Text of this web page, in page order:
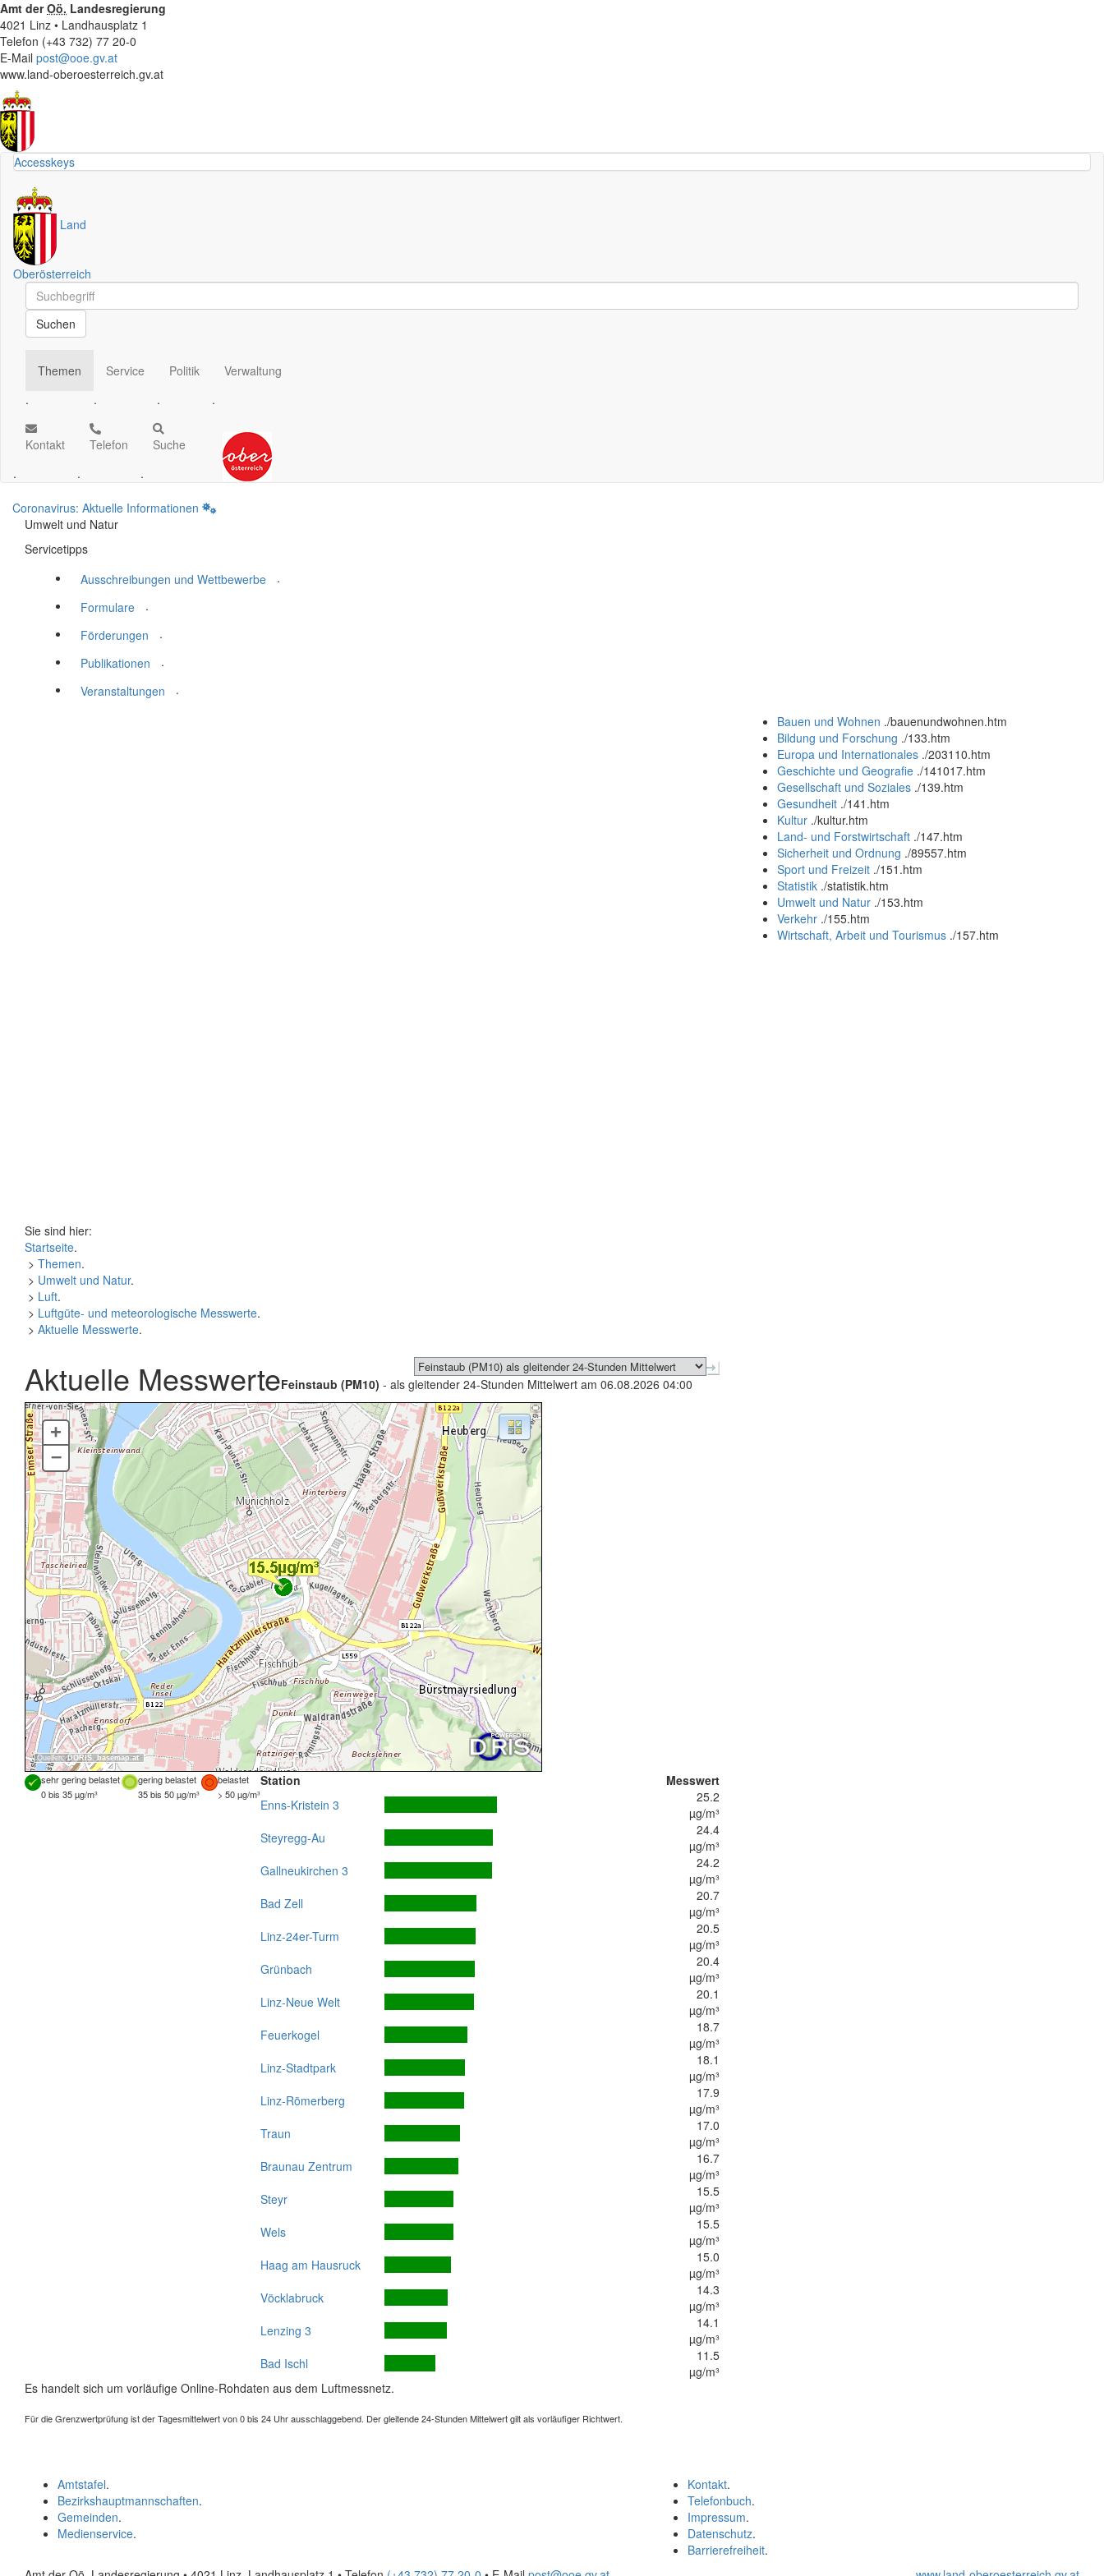
Amt derOö. Landesregierung
4021 Linz • Landhausplatz 1
Telefon (+43 732) 77 20-0
E-Mail post@ooe.gv.at
www.land-oberoesterreich.gv.at
Accesskeys
Land
Oberösterreich
Schnellsuche
Schnellsuche
Suchen
Themen
.
Service
.
Politik
.
Verwaltung
.
Kontakt
.
Telefon
.
Suche
.
Coronavirus: Aktuelle Informationen
Umwelt und Natur
Servicetipps
Ausschreibungen und Wettbewerbe
.
Formulare
.
Förderungen
.
Publikationen
.
Veranstaltungen
.
Bauen und Wohnen ./bauenundwohnen.htm
Bildung und Forschung ./133.htm
Europa und Internationales ./203110.htm
Geschichte und Geografie ./141017.htm
Gesellschaft und Soziales ./139.htm
Gesundheit ./141.htm
Kultur ./kultur.htm
Land- und Forstwirtschaft ./147.htm
Sicherheit und Ordnung ./89557.htm
Sport und Freizeit ./151.htm
Statistik ./statistik.htm
Umwelt und Natur ./153.htm
Verkehr ./155.htm
Wirtschaft, Arbeit und Tourismus ./157.htm
Sie sind hier:
Startseite.
> Themen.
> Umwelt und Natur.
> Luft.
> Luftgüte- und meteorologische Messwerte.
> Aktuelle Messwerte.
Aktuelle MesswerteFeinstaub (PM10) - als gleitender 24-Stunden Mittelwert am 06.08.2026 04:00
Quellen:DORIS, basemap.at
+
–
sehr gering belastet gering belastet
belastet
0 bis 35 µg/m³
35 bis 50 µg/m³ > 50 µg/m³
Station
Messwert
Enns-Kristein 3
25.2
µg/m³
Steyregg-Au
24.4
µg/m³
Gallneukirchen 3
24.2
µg/m³
Bad Zell
20.7
µg/m³
Linz-24er-Turm
20.5
µg/m³
Grünbach
20.4
µg/m³
Linz-Neue Welt
20.1
µg/m³
Feuerkogel
18.7
µg/m³
Linz-Stadtpark
18.1
µg/m³
Linz-Römerberg
17.9
µg/m³
Traun
17.0
µg/m³
Braunau Zentrum
16.7
µg/m³
Steyr
15.5
µg/m³
Wels
15.5
µg/m³
Haag am Hausruck
15.0
µg/m³
Vöcklabruck
14.3
µg/m³
Lenzing 3
14.1
µg/m³
Bad Ischl
11.5
µg/m³
Es handelt sich um vorläufige Online-Rohdaten aus dem Luftmessnetz.
Für die Grenzwertprüfung ist der Tagesmittelwert von 0 bis 24 Uhr ausschlaggebend. Der gleitende 24-Stunden Mittelwert gilt als vorläufiger Richtwert.
Kontakt.
Telefonbuch.
Impressum.
Datenschutz.
Barrierefreiheit.
Amtstafel.
Bezirkshauptmannschaften.
Gemeinden.
Medienservice.